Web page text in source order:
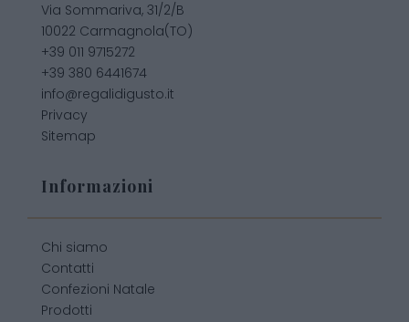
Via Sommariva, 31/2/B
10022 Carmagnola(TO)
+39 011 9715272
+39 380 6441674
info@regalidigusto.it
Privacy
Sitemap
Informazioni
Chi siamo
Contatti
Confezioni Natale
Prodotti